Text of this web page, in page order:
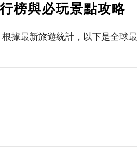
行榜與必玩景點攻略
據最新旅遊統計，以下是全球